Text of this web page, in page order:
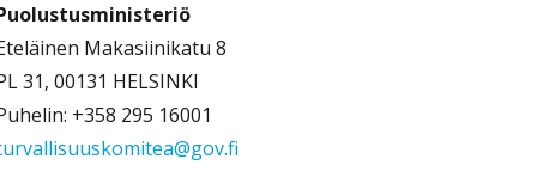
Makasiinikatu 8
31, 00131 HELSINKI
+358 295 16001